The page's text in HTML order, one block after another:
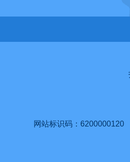
网站标识码：6200000120